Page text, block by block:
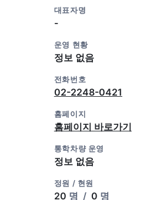
대표자명
-
운영 현황
정보 없음
전화번호
02-2248-0421
홈페이지
홈페이지 바로가기
통학차량 운영
정보 없음
정원 / 현원
20 명 / 0 명